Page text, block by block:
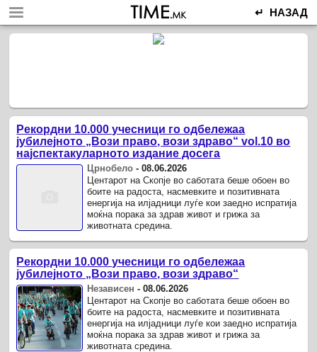
↵ НАЗАД
Рекордни 10.000 учесници го одбележаа
јубилејното „Вози право, вози здраво“ vol.10 во
најспектакуларното издание досега
Црнобело -08.06.2026
Центарот на Скопје во саботата беше обоен во
боите на радоста, насмевките и позитивната
енергија на илјадници луѓе кои заедно испратија
моќна порака за здрав живот и грижа за
животната средина.
Рекордни 10.000 учесници го одбележаа
јубилејното „Вози право, вози здраво“
Независен -08.06.2026
Центарот на Скопје во саботата беше обоен во
боите на радоста, насмевките и позитивната
енергија на илјадници луѓе кои заедно испратија
моќна порака за здрав живот и грижа за
животната средина.